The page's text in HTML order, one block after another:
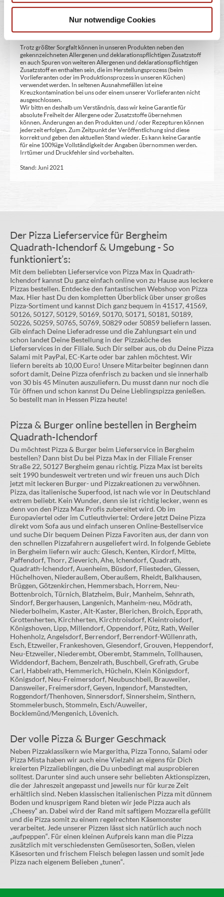
Nur notwendige Cookies
Sellerie und daraus gewonnene Erzeugnisse J - enthält Senf und daraus
gewonnene Erzeugnisse L - enthält Sulfit oder Schwefeldioxid M -
enthält Lupinen und daraus gewonnene Erzeugnisse
Trotz größter Sorgfalt können in unseren Produkten neben den
gekennzeichneten Allergenen und deklarationspflichtigen Zusatzstoff
en auch Spuren von weiteren Allergenen und deklarationspflichtigen
Zusatzstoff en enthalten sein, die im Herstellungsprozess (beim
Vorlieferanten oder im Produktionsprozess in unseren Küchen)
verwendet werden. In seltenen Ausnahmefällen ist eine
Kreuzkontamination bei uns oder einem unserer Vorlieferanten nicht
ausgeschlossen.
Wir bittn en deshalb um Verständnis, dass wir keine Garantie für
absolute Freiheit der Allergene oder Zusatzstoffe übernehmen
können. Änderungen an den Produkten und / oder Rezepturen können
jederzeit erfolgen. Zum Zeitpunkt der Veröffentlichung sind diese
korrekt und geben den aktuellen Stand wieder. Es kann keine Garantie
für eine 100%ige Vollständigkeit der Angaben übernommen werden.
Irrtümer und Druckfehler sind vorbehalten.
Stand: Juni 2021
Der Pizza Lieferservice für Bergheim
Quadrath-Ichendorf & Umgebung - So
funktioniert’s:
Mit dem beliebten Lieferservice von Pizza Max in Quadrath-
Ichendorf kannst Du ganz einfach online von zu Hause aus leckere
Pizzas bestellen. Entdecke den fantastischen Webshop von Pizza
Max. Hier hast Du den kompletten Überblick über unser großes
Pizza-Sortiment und kannst Dich ganz bequem in 41517, 41569,
50126, 50127, 50129, 50169, 50170, 50171, 50181, 50189,
50226, 50259, 50765, 50769, 50829 oder 50859 beliefern lassen.
Gib einfach Deine Lieferadresse und die Zahlungsart ein und
schon landet Deine Bestellung in der Pizzaküche des
Lieferservices in der Filiale. Such Dir selber aus, ob du Deine Pizza
Salami mit PayPal, EC-Karte oder bar zahlen möchtest. Wir
liefern bereits ab 10,00 Euro! Unsere Mitarbeiter beginnen dann
sofort damit, Deine Pizza ofenfrisch zu backen und sie innerhalb
von 30 bis 45 Minuten auszuliefern. Du musst dann nur noch die
Tür öffnen und schon kannst Du Deine Lieblingspizza genießen.
So bestellt man in Hessen Pizza heute!
Pizza & Burger online bestellen in Bergheim
Quadrath-Ichendorf
Du möchtest Pizza & Burger beim Lieferservice in Bergheim
bestellen? Dann bist Du bei Pizza Max in der Filiale Frenser
Straße 22, 50127 Bergheim genau richtig. Pizza Max ist bereits
seit 1990 bundesweit vertreten und wir freuen uns auch Dich
jetzt mit leckeren Burger- und Pizzakreationen zu verwöhnen.
Pizza, das italienische Superfood, ist nach wie vor in Deutschland
extrem beliebt. Kein Wunder, denn sie ist richtig lecker, wenn es
denn von den Pizza Max Profis zubereitet wird. Ob im
Europaviertel oder im Cutleuthviertel: Ordere jetzt Deine Pizza
direkt vom Sofa aus und einfach unseren Online-Bestellservice
und suche Dir bequem Deinen Pizza Favoriten aus, der dann von
den schnellen Pizzafahrern ausgeliefert wird. In folgende Gebiete
in Bergheim liefern wir auch: Glesch, Kenten, Kirdorf, Mitte,
Paffendorf, Thorr, Zieverich, Ahe, Ichendorf, Quadrath,
Quadrath-Ichendorf, Auenheim, Büsdorf, Fliesteden, Glessen,
Hüchelhoven, Niederaußem, Oberaußem, Rheidt, Balkhausen,
Brüggen, Götzenkirchen, Hemmersbach, Horrem, Neu-
Bottenbroich, Türnich, Blatzheim, Buir, Manheim, Sehnrath,
Sindorf, Bergerhausen, Langenich, Manheim-neu, Mödrath,
Niederbolheim, Kaster, Alt-Kaster, Blerichen, Broich, Epprath,
Grottenherten, Kirchherten, Kirchtroisdorf, Kleintroisdorf,
Königshoven, Lipp, Millendorf, Oppendorf, Pütz, Rath, Weiler
Hohenholz, Angelsdorf, Berrendorf, Berrendorf-Wüllenrath,
Esch, Etzweiler, Frankeshoven, Giesendorf, Grouven, Heppendorf,
Neu-Etzweiler, Niederembt, Oberembt, Stammeln, Tollhausen,
Widdendorf, Bachem, Benzelrath, Buschbell, Grefrath, Grube
Carl, Habbelrath, Hemmerich, Hücheln, Klein Königsdorf,
Königsdorf, Neu-Freimersdorf, Neubuschbell, Brauweiler,
Dansweiler, Freimersdorf, Geyen, Ingendorf, Manstedten,
Roggendorf/Thenhoven, Sinnersdorf, Sinnersheim, Sinthern,
Stommelerbusch, Stommeln, Esch/Auweiler,
Bocklemünd/Mengenich, Lövenich.
Der volle Pizza & Burger Geschmack
Neben Pizzaklassikern wie Margeritha, Pizza Tonno, Salami oder
Pizza Mista haben wir auch eine Vielzahl an eigens für Dich
kreierten Pizzalieblingen, die Du unbedingt mal ausprobieren
solltest. Darunter sind auch unsere sehr beliebten Aktionspizzen,
die der Jahreszeit angepasst und jeweils nur für kurze Zeit
erhältlich sind. Neben klassischen italienischen Pizza mit dünnem
Boden und knusprigem Rand bieten wir jede Pizza auch als
„Cheesy“ an. Dabei wird der Rand mit saftigem Mozzarella gefüllt
und die Pizza somit zu einem regelrechten Käsemonster
verarbeitet. Jede unserer Pizzen lässt sich natürlich auch noch
„aufpeppen“. Für einen kleinen Aufpreis kann man die Pizza
zusätzlich mit verschiedensten Gemüsesorten, Soßen, vielen
Käsesorten und frischem Fleisch belegen lassen und somit jede
Pizza nach eigenem Belieben „tunen“.